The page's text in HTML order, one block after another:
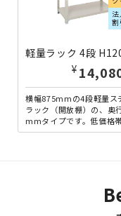
法
割
¥
横幅875mmの4段軽量ス
ラック（開放棚）の、奥
mmタイプです。低価格
ら120kgの棚板耐荷重を